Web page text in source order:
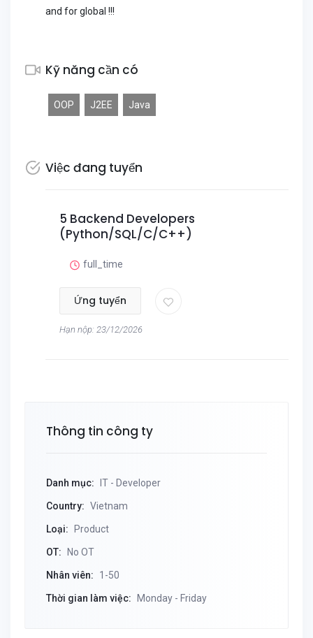
and for global !!!
Kỹ năng cần có
OOP J2EE Java
Việc đang tuyển
5 Backend Developers
(Python/SQL/C/C++)
full_time
Ứng tuyển
Hạn nộp: 23/12/2026
Thông tin công ty
Danh mục: IT - Developer
Country: Vietnam
Loại: Product
OT: No OT
Nhân viên: 1-50
Thời gian làm việc: Monday - Friday